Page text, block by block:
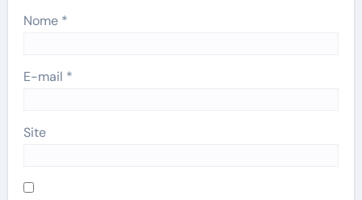
Nome *
E-mail *
Site